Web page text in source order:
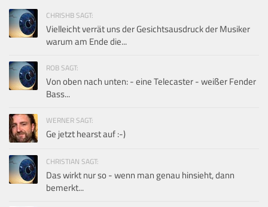
CHRISHB SAGT:
Vielleicht verrät uns der Gesichtsausdruck der Musiker
warum am Ende die...
ROB SAGT:
Von oben nach unten: - eine Telecaster - weißer Fender
Bass...
WERNER SAGT:
Ge jetzt hearst auf :-)
CHRISTIAN SAGT:
Das wirkt nur so - wenn man genau hinsieht, dann
bemerkt...